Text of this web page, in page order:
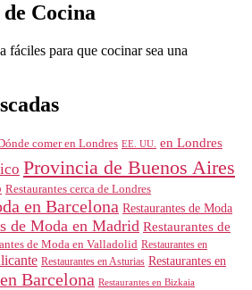
Cocina
fáciles para que cocinar sea una
comer en Londres EE. UU. en Londres
Provincia de Buenos Aires
Restaurantes cerca de Londres
en Barcelona Restaurantes de Moda
de Moda en Madrid Restaurantes de
de Moda en Valladolid Restaurantes en
Restaurantes en Asturias Restaurantes en
Barcelona Restaurantes en Bizkaia